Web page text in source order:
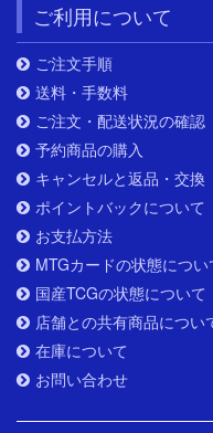
ご利用について
ご注文手順
送料・手数料
ご注文・配送状況の確認
予約商品の購入
キャンセルと返品・交換
ポイントバックについて
お支払方法
MTGカードの状態につい
国産TCGの状態について
店舗との共有商品につい
在庫について
お問い合わせ